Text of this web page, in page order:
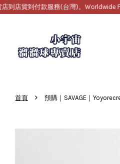
店貨到付款服務(台灣)。Worldwide
首頁 › 預購｜SAVAGE｜